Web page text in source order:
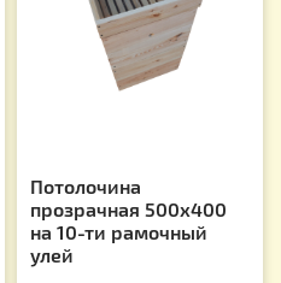
Потолочина
прозрачная 500х400
на 10-ти рамочный
улей